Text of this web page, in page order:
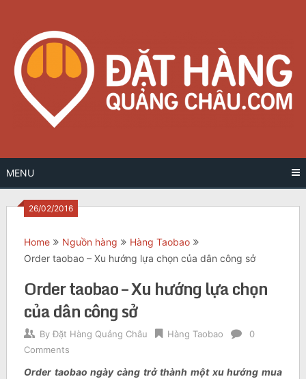
content
MENU
26/02/2016
Home Nguồn hàng
Hàng Taobao
Order taobao – Xu hướng lựa chọn của dân công sở
Order taobao – Xu hướng lựa chọn
của dân công sở
By Đặt Hàng Quảng Châu Hàng Taobao
0
Comments
Order taobao ngày càng trở thành một xu hướng mua